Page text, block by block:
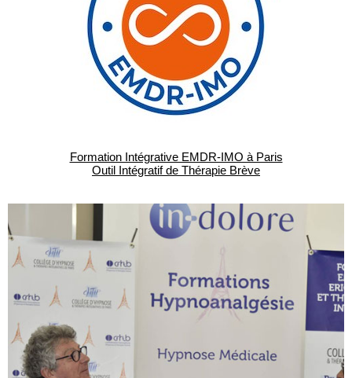
Formation Intégrative EMDR-IMO à Paris
Outil Intégratif de Thérapie Brève